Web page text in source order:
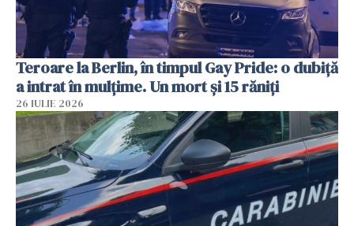
Teroare la Berlin, în timpul Gay Pride: o dubiță
a intrat în mulțime. Un mort și 15 răniți
26 IULIE 2026